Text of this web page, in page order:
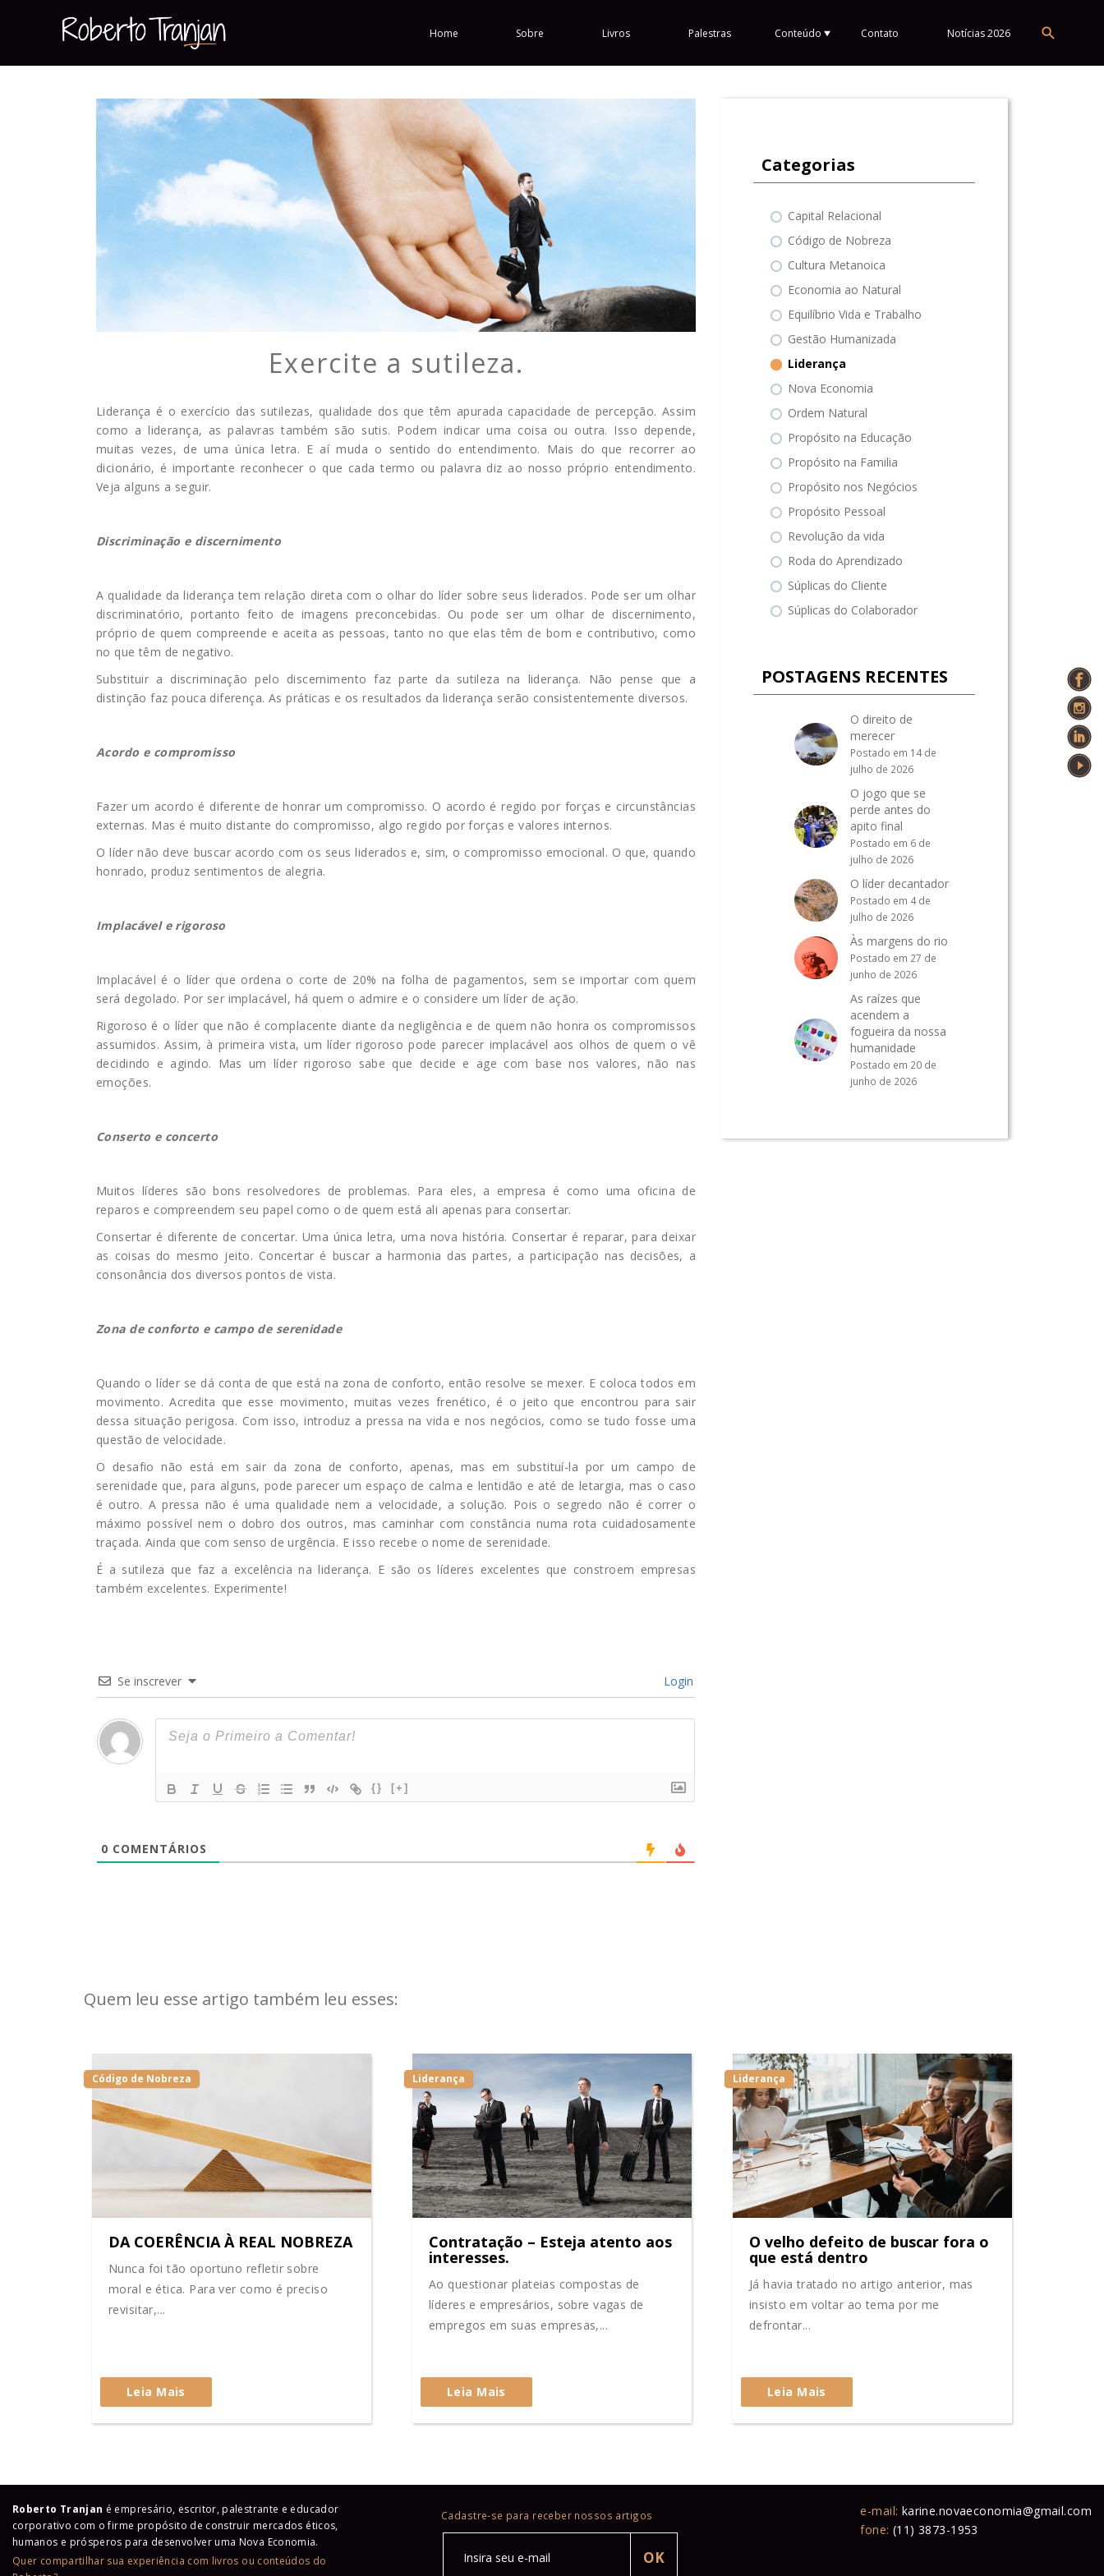
Home Sobre Livros Palestras Conteúdo Contato Notícias 2026
Exercite a sutileza.
Liderança é o exercício das sutilezas, qualidade dos que têm apurada capacidade de percepção. Assim
como a liderança, as palavras também são sutis. Podem indicar uma coisa ou outra. Isso depende,
muitas vezes, de uma única letra. E aí muda o sentido do entendimento. Mais do que recorrer ao
dicionário, é importante reconhecer o que cada termo ou palavra diz ao nosso próprio entendimento.
Veja alguns a seguir.
Discriminação e discernimento
A qualidade da liderança tem relação direta com o olhar do líder sobre seus liderados. Pode ser um olhar
discriminatório, portanto feito de imagens preconcebidas. Ou pode ser um olhar de discernimento,
próprio de quem compreende e aceita as pessoas, tanto no que elas têm de bom e contributivo, como
no que têm de negativo.
Substituir a discriminação pelo discernimento faz parte da sutileza na liderança. Não pense que a
distinção faz pouca diferença. As práticas e os resultados da liderança serão consistentemente diversos.
Acordo e compromisso
Fazer um acordo é diferente de honrar um compromisso. O acordo é regido por forças e circunstâncias
externas. Mas é muito distante do compromisso, algo regido por forças e valores internos.
O líder não deve buscar acordo com os seus liderados e, sim, o compromisso emocional. O que, quando
honrado, produz sentimentos de alegria.
Implacável e rigoroso
Implacável é o líder que ordena o corte de 20% na folha de pagamentos, sem se importar com quem
será degolado. Por ser implacável, há quem o admire e o considere um líder de ação.
Rigoroso é o líder que não é complacente diante da negligência e de quem não honra os compromissos
assumidos. Assim, à primeira vista, um líder rigoroso pode parecer implacável aos olhos de quem o vê
decidindo e agindo. Mas um líder rigoroso sabe que decide e age com base nos valores, não nas
emoções.
Conserto e concerto
Muitos líderes são bons resolvedores de problemas. Para eles, a empresa é como uma oficina de
reparos e compreendem seu papel como o de quem está ali apenas para consertar.
Consertar é diferente de concertar. Uma única letra, uma nova história. Consertar é reparar, para deixar
as coisas do mesmo jeito. Concertar é buscar a harmonia das partes, a participação nas decisões, a
consonância dos diversos pontos de vista.
Zona de conforto e campo de serenidade
Quando o líder se dá conta de que está na zona de conforto, então resolve se mexer. E coloca todos em
movimento. Acredita que esse movimento, muitas vezes frenético, é o jeito que encontrou para sair
dessa situação perigosa. Com isso, introduz a pressa na vida e nos negócios, como se tudo fosse uma
questão de velocidade.
O desafio não está em sair da zona de conforto, apenas, mas em substituí-la por um campo de
serenidade que, para alguns, pode parecer um espaço de calma e lentidão e até de letargia, mas o caso
é outro. A pressa não é uma qualidade nem a velocidade, a solução. Pois o segredo não é correr o
máximo possível nem o dobro dos outros, mas caminhar com constância numa rota cuidadosamente
traçada. Ainda que com senso de urgência. E isso recebe o nome de serenidade.
É a sutileza que faz a excelência na liderança. E são os líderes excelentes que constroem empresas
também excelentes. Experimente!
Se inscrever Login
{} [+]
0 COMENTÁRIOS
Categorias
Capital Relacional
Código de Nobreza
Cultura Metanoica
Economia ao Natural
Equilíbrio Vida e Trabalho
Gestão Humanizada
Liderança
Nova Economia
Ordem Natural
Propósito na Educação
Propósito na Familia
Propósito nos Negócios
Propósito Pessoal
Revolução da vida
Roda do Aprendizado
Súplicas do Cliente
Súplicas do Colaborador
POSTAGENS RECENTES
O direito de
merecer
Postado em 14 de
julho de 2026
O jogo que se
perde antes do
apito final
Postado em 6 de
julho de 2026
O líder decantador
Postado em 4 de
julho de 2026
Às margens do rio
Postado em 27 de
junho de 2026
As raízes que
acendem a
fogueira da nossa
humanidade
Postado em 20 de
junho de 2026
Quem leu esse artigo também leu esses:
Código de Nobreza
DA COERÊNCIA À REAL NOBREZA
Nunca foi tão oportuno refletir sobre
moral e ética. Para ver como é preciso
revisitar,...
Leia Mais
Liderança
Contratação – Esteja atento aos
interesses.
Ao questionar plateias compostas de
líderes e empresários, sobre vagas de
empregos em suas empresas,...
Leia Mais
Liderança
O velho defeito de buscar fora o
que está dentro
Já havia tratado no artigo anterior, mas
insisto em voltar ao tema por me
defrontar...
Leia Mais
Roberto Tranjan é empresário, escritor, palestrante e educador
corporativo com o firme propósito de construir mercados éticos,
humanos e prósperos para desenvolver uma Nova Economia.
Quer compartilhar sua experiência com livros ou conteúdos do
Cadastre-se para receber nossos artigos e-mail: karine.novaeconomia@gmail.com
fone: (11) 3873-1953